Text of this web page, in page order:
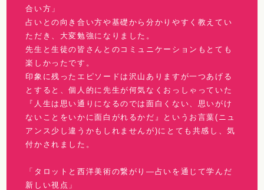
合い方」
占いとの向き合い方や基礎から分かりやすく教えてい
ただき、大変勉強になりました。
先生と生徒の皆さんとのコミュニケーションもとても
楽しかったです。
印象に残ったエピソードは沢山ありますが一つあげる
とすると、個人的に先生が何気なくおっしゃっていた
『人生は思い通りになるのでは面白くない、思いがけ
ないことをいかに面白がれるかだ』というお言葉(ニュ
アンス少し違うかもしれませんが)にとても共感し、気
付かされました。
「タロットと西洋美術の繋がり—占いを通じて学んだ
新しい視点」